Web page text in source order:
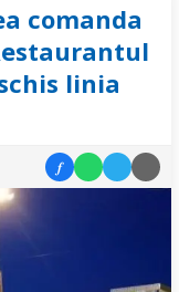
comanda
linia
f